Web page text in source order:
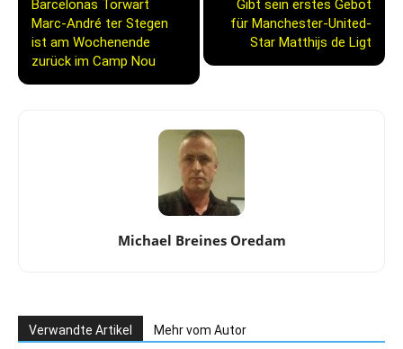
Barcelonas Torwart
Marc-André ter Stegen
ist am Wochenende
zurück im Camp Nou
Gibt sein erstes Gebot
für Manchester-United-
Star Matthijs de Ligt
Michael Breines Oredam
Verwandte Artikel Mehr vom Autor